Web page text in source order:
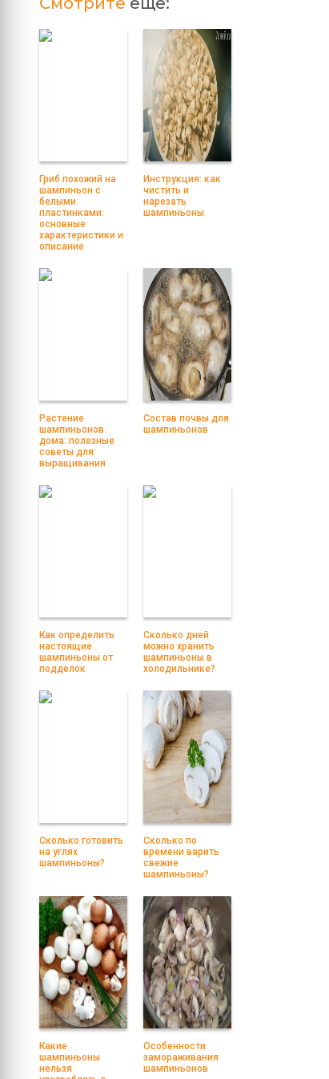
Гриб похожий на
шампиньон с
белыми
пластинками:
основные
характеристики и
описание
Инструкция: как
чистить и
нарезать
шампиньоны
Растение
шампиньонов
дома: полезные
советы для
выращивания
Состав почвы для
шампиньонов
Как определить
настоящие
шампиньоны от
подделок
Сколько дней
можно хранить
шампиньоны в
холодильнике?
Сколько готовить
на углях
шампиньоны?
Сколько по
времени варить
свежие
шампиньоны?
Какие
шампиньоны
нельзя
Особенности
замораживания
шампиньонов